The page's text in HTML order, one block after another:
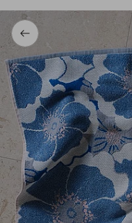
Zurück